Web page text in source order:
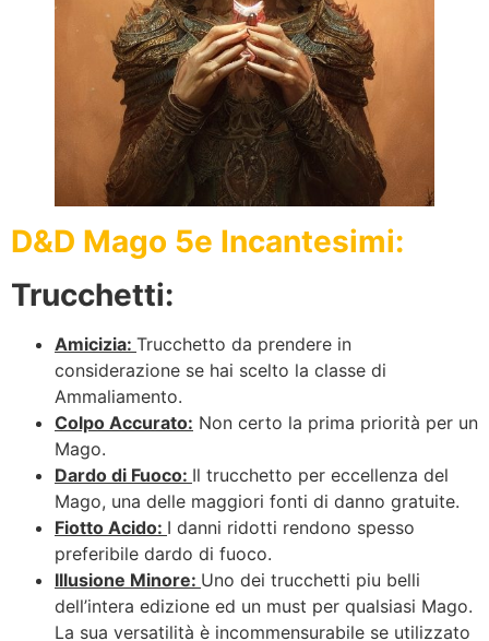
D&D Mago 5e Incantesimi:
Trucchetti:
Amicizia: Trucchetto da prendere in
considerazione se hai scelto la classe di
Ammaliamento.
Colpo Accurato: Non certo la prima priorità per un
Mago.
Dardo di Fuoco: Il trucchetto per eccellenza del
Mago, una delle maggiori fonti di danno gratuite.
Fiotto Acido: I danni ridotti rendono spesso
preferibile dardo di fuoco.
Illusione Minore: Uno dei trucchetti piu belli
dell’intera edizione ed un must per qualsiasi Mago.
La sua versatilità è incommensurabile se utilizzato